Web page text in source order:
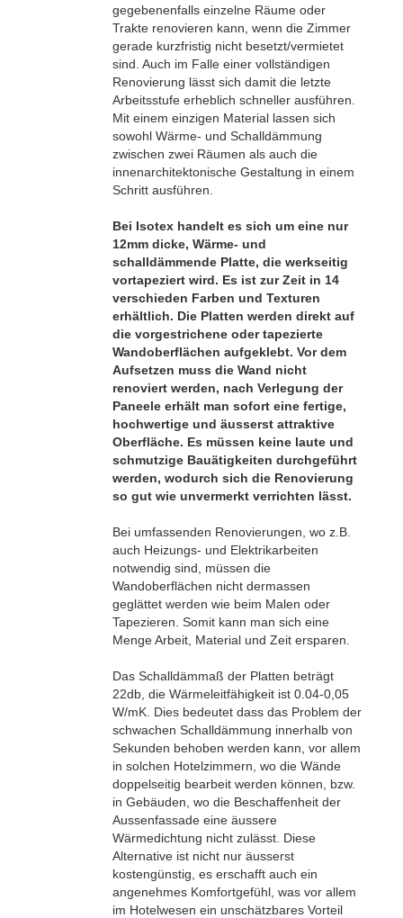
gegebenenfalls einzelne Räume oder
Trakte renovieren kann, wenn die Zimmer
gerade kurzfristig nicht besetzt/vermietet
sind. Auch im Falle einer vollständigen
Renovierung lässt sich damit die letzte
Arbeitsstufe erheblich schneller ausführen.
Mit einem einzigen Material lassen sich
sowohl Wärme- und Schalldämmung
zwischen zwei Räumen als auch die
innenarchitektonische Gestaltung in einem
Schritt ausführen.
Bei Isotex handelt es sich um eine nur
12mm dicke, Wärme- und
schalldämmende Platte, die werkseitig
vortapeziert wird. Es ist zur Zeit in 14
verschieden Farben und Texturen
erhältlich. Die Platten werden direkt auf
die vorgestrichene oder tapezierte
Wandoberflächen aufgeklebt. Vor dem
Aufsetzen muss die Wand nicht
renoviert werden, nach Verlegung der
Paneele erhält man sofort eine fertige,
hochwertige und äusserst attraktive
Oberfläche. Es müssen keine laute und
schmutzige Bauätigkeiten durchgeführt
werden, wodurch sich die Renovierung
so gut wie unvermerkt verrichten lässt.
Bei umfassenden Renovierungen, wo z.B.
auch Heizungs- und Elektrikarbeiten
notwendig sind, müssen die
Wandoberflächen nicht dermassen
geglättet werden wie beim Malen oder
Tapezieren. Somit kann man sich eine
Menge Arbeit, Material und Zeit ersparen.
Das Schalldämmaß der Platten beträgt
22db, die Wärmeleitfähigkeit ist 0.04-0,05
W/mK. Dies bedeutet dass das Problem der
schwachen Schalldämmung innerhalb von
Sekunden behoben werden kann, vor allem
in solchen Hotelzimmern, wo die Wände
doppelseitig bearbeit werden können, bzw.
in Gebäuden, wo die Beschaffenheit der
Aussenfassade eine äussere
Wärmedichtung nicht zulässt. Diese
Alternative ist nicht nur äusserst
kostengünstig, es erschafft auch ein
angenehmes Komfortgefühl, was vor allem
im Hotelwesen ein unschätzbares Vorteil